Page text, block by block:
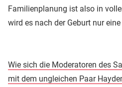
Familienplanung ist also in
wird es nach der Geburt nur
Wie sich die Moderatoren des
mit dem ungleichen Paar